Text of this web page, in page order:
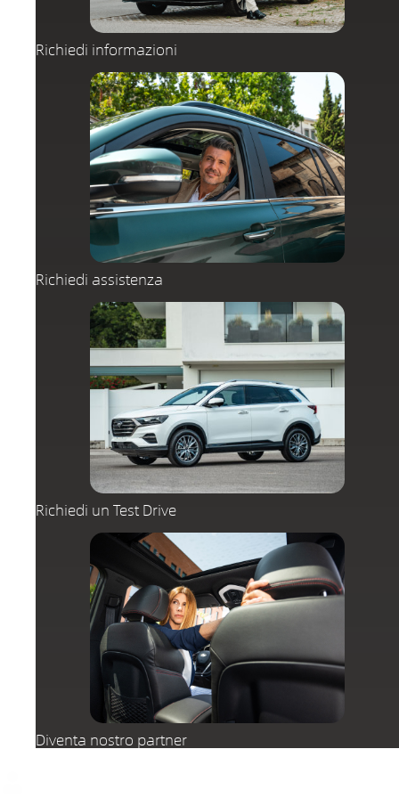
Richiedi informazioni
Richiedi assistenza
Richiedi un Test Drive
Diventa nostro partner